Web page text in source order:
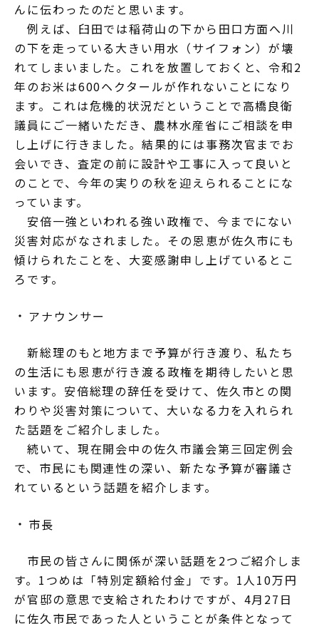
んに伝わったのだと思います。
例えば、臼田では稲荷山の下から田口方面へ川
の下を走っている大きい用水（サイフォン）が壊
れてしまいました。これを放置しておくと、令和2
年のお米は600ヘクタールが作れないことになり
ます。これは危機的状況だということで高橋良衛
議員にご一緒いただき、農林水産省にご相談を申
し上げに行きました。結果的には事務次官までお
会いでき、査定の前に設計や工事に入って良いと
のことで、今年の実りの秋を迎えられることにな
っています。
安倍一強といわれる強い政権で、今までにない
災害対応がなされました。その恩恵が佐久市にも
傾けられたことを、大変感謝申し上げているとこ
ろです。
アナウンサー
新総理のもと地方まで予算が行き渡り、私たち
の生活にも恩恵が行き渡る政権を期待したいと思
います。安倍総理の辞任を受けて、佐久市との関
わりや災害対策について、大いなる力を入れられ
た話題をご紹介しました。
続いて、現在開会中の佐久市議会第三回定例会
で、市民にも関連性の深い、新たな予算が審議さ
れているという話題を紹介します。
市長
市民の皆さんに関係が深い話題を2つご紹介しま
す。1つめは「特別定額給付金」です。1人10万円
が官邸の意思で支給されたわけですが、4月27日
に佐久市民であった人ということが条件となって